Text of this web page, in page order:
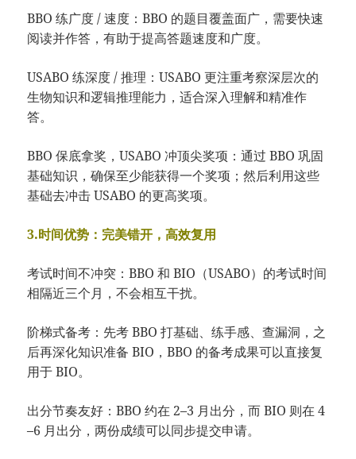
BBO 练广度 / 速度：BBO 的题目覆盖面广，需要快速
阅读并作答，有助于提高答题速度和广度。
USABO 练深度 / 推理：USABO 更注重考察深层次的
生物知识和逻辑推理能力，适合深入理解和精准作
答。
BBO 保底拿奖，USABO 冲顶尖奖项：通过 BBO 巩固
基础知识，确保至少能获得一个奖项；然后利用这些
基础去冲击 USABO 的更高奖项。
3.时间优势：完美错开，高效复用
考试时间不冲突：BBO 和 BIO（USABO）的考试时间
相隔近三个月，不会相互干扰。
阶梯式备考：先考 BBO 打基础、练手感、查漏洞，之
后再深化知识准备 BIO，BBO 的备考成果可以直接复
用于 BIO。
出分节奏友好：BBO 约在 2–3 月出分，而 BIO 则在 4
–6 月出分，两份成绩可以同步提交申请。